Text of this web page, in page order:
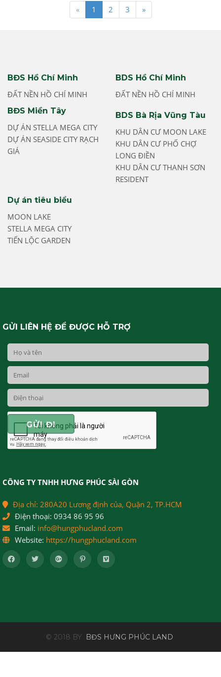
« 1 2 3 »
BĐS Hồ Chí Minh
ĐẤT NỀN HỒ CHÍ MINH
BĐS Miền Tây
DỰ ÁN STELLA MEGA CITY
DỰ ÁN SEASIDE CITY RẠCH
GIÁ
BDS Hồ Chí Minh
ĐẤT NỀN HỒ CHÍ MINH
BDS Bà Rịa Vũng Tàu
KHU DÂN CƯ MOON LAKE
KHU DÂN CƯ PHỐ CHỢ
LONG ĐIỀN
KHU DÂN CƯ THANH SƠN
RESIDENT
Dự án tiêu biểu
MOON LAKE
STELLA MEGA CITY
TIẾN LỘC GARDEN
GỬI LIÊN HỆ ĐỂ ĐƯỢC HỖ TRỢ
CÔNG TY TNHH HƯNG PHÚC SÀI GÒN
Địa chỉ: 280A20 Lương định của, Quận 2, TP.HCM
Điện thoại: 0934 86 95 96
Email: info@hungphucland.com
Website: https://hungphucland.com
© 2018 BY BĐS HƯNG PHÚC LAND